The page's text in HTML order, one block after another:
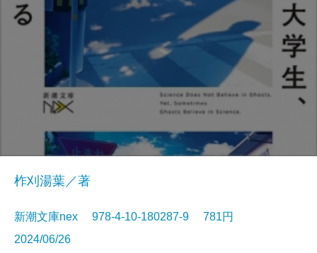
柞刈湯葉／著
新潮文庫nex 978-4-10-180287-9 781円
2024/06/26